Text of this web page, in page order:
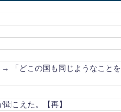
→ 「どこの国も同じようなことを
こえた。【再】